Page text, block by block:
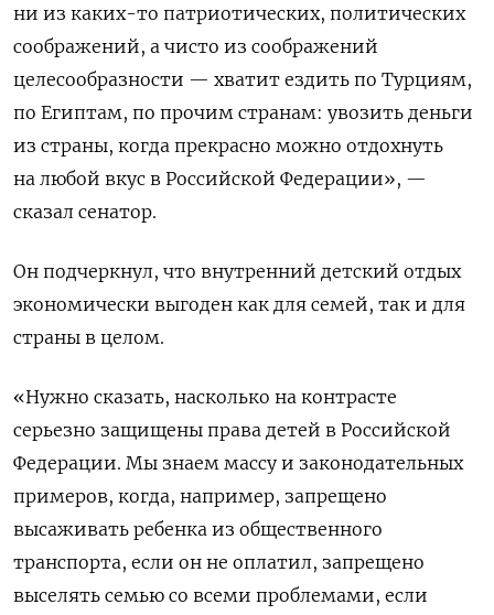
ни из каких-то патриотических, политических
соображений, а чисто из соображений
целесообразности — хватит ездить по Турциям,
по Египтам, по прочим странам: увозить деньги
из страны, когда прекрасно можно отдохнуть
на любой вкус в Российской Федерации», —
сказал сенатор.
Он подчеркнул, что внутренний детский отдых
экономически выгоден как для семей, так и для
страны в целом.
«Нужно сказать, насколько на контрасте
серьезно защищены права детей в Российской
Федерации. Мы знаем массу и законодательных
примеров, когда, например, запрещено
высаживать ребенка из общественного
транспорта, если он не оплатил, запрещено
выселять семью со всеми проблемами, если